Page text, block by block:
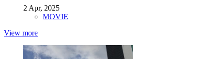
2 Apr, 2025
MOVIE
View more